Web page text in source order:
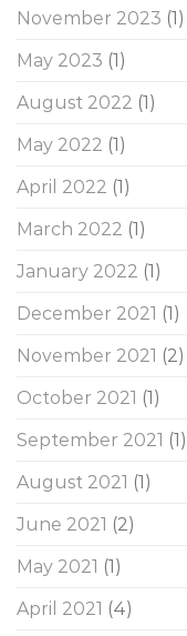
November 2023 (1)
May 2023 (1)
August 2022 (1)
May 2022 (1)
April 2022 (1)
March 2022 (1)
January 2022 (1)
December 2021 (1)
November 2021 (2)
October 2021 (1)
September 2021 (1)
August 2021 (1)
June 2021 (2)
May 2021 (1)
April 2021 (4)